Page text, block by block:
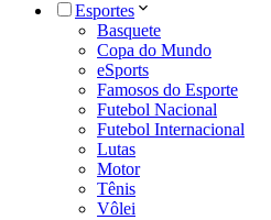
Esportes
Basquete
Copa do Mundo
eSports
Famosos do Esporte
Futebol Nacional
Futebol Internacional
Lutas
Motor
Tênis
Vôlei